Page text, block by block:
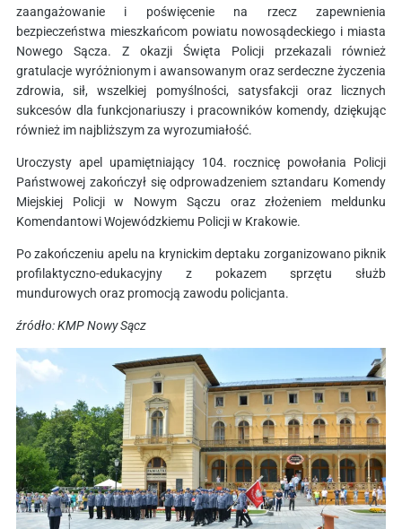
zaangażowanie i poświęcenie na rzecz zapewnienia
bezpieczeństwa mieszkańcom powiatu nowosądeckiego i miasta
Nowego Sącza. Z okazji Święta Policji przekazali również
gratulacje wyróżnionym i awansowanym oraz serdeczne życzenia
zdrowia, sił, wszelkiej pomyślności, satysfakcji oraz licznych
sukcesów dla funkcjonariuszy i pracowników komendy, dziękując
również im najbliższym za wyrozumiałość.
Uroczysty apel upamiętniający 104. rocznicę powołania Policji
Państwowej zakończył się odprowadzeniem sztandaru Komendy
Miejskiej Policji w Nowym Sączu oraz złożeniem meldunku
Komendantowi Wojewódzkiemu Policji w Krakowie.
Po zakończeniu apelu na krynickim deptaku zorganizowano piknik
profilaktyczno-edukacyjny z pokazem sprzętu służb
mundurowych oraz promocją zawodu policjanta.
źródło: KMP Nowy Sącz